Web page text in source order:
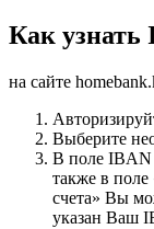
Как узнать
на сайте
Выберите
В поле IBAN
также в
счета» Вы
указан Ваш